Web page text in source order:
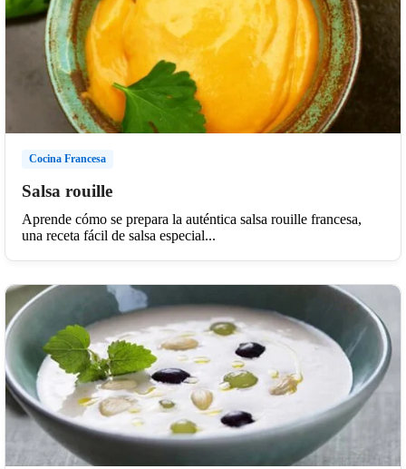
Cocina Francesa
Salsa rouille
Aprende cómo se prepara la auténtica salsa rouille francesa,
una receta fácil de salsa especial...